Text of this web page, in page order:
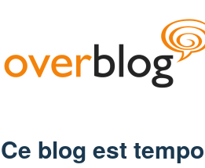
Ce blog est